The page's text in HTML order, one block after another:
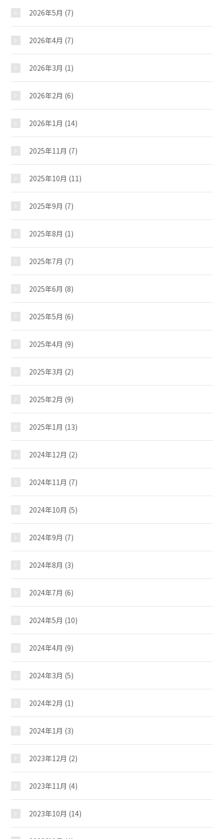
中村児童館
おしらせ
じどうかんだより
イベント
2026年5月 (7)
2026年4月 (7)
2026年3月 (1)
2026年2月 (6)
2026年1月 (14)
2025年11月 (7)
2025年10月 (11)
2025年9月 (7)
2025年8月 (1)
2025年7月 (7)
2025年6月 (8)
2025年5月 (6)
2025年4月 (9)
2025年3月 (2)
2025年2月 (9)
2025年1月 (13)
2024年12月 (2)
2024年11月 (7)
2024年10月 (5)
2024年9月 (7)
2024年8月 (3)
2024年7月 (6)
2024年5月 (10)
2024年4月 (9)
2024年3月 (5)
2024年2月 (1)
2024年1月 (3)
2023年12月 (2)
2023年11月 (4)
2023年10月 (14)